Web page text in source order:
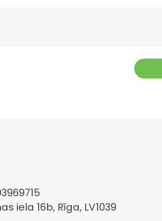
iela 16b, Rīga, LV1039